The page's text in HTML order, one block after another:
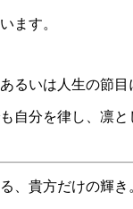
ます。
るいは人生の節
自分を律し、凛
、貴方だけの輝